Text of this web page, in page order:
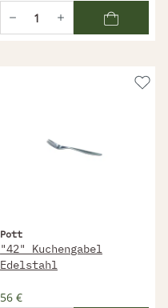
Pott
"42" Kuchengabel
Edelstahl
56 €